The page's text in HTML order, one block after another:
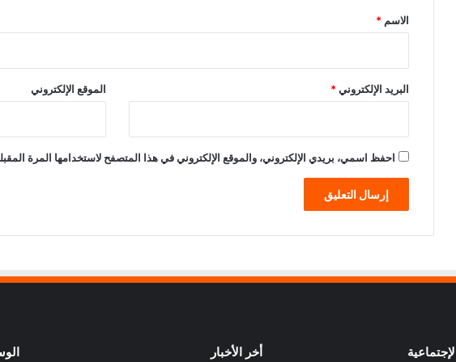
*
الاسم *
البريد الإلكتروني* الموقع الإلكتروني
احفظ اسمي، بريدي الإلكتروني، والموقع الإلكتروني في هذا المتصفح لاستخدامها المرة
أخر الأخبار